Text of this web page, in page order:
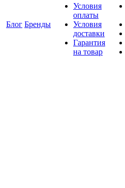
Блог Бренды
Условия
оплаты
Условия
доставки
Гарантия
на товар